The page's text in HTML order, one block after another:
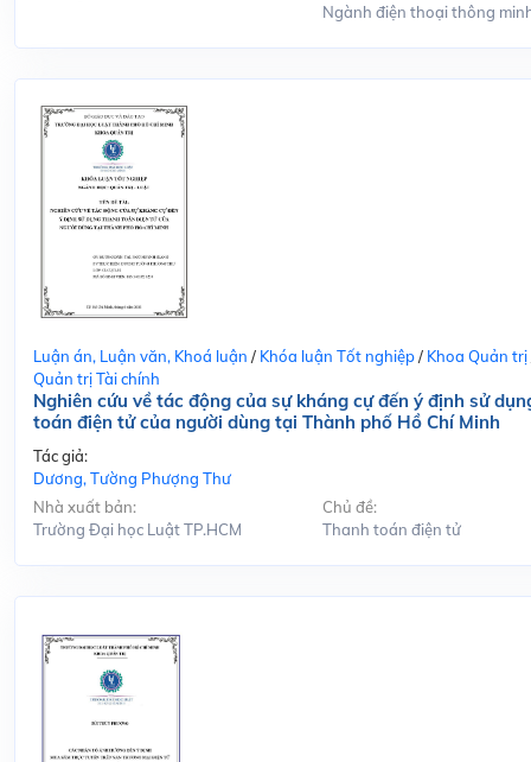
Ngành điện thoại thông
Luận án, Luận văn, Khoá luận / Khóa luận Tốt nghiệp/ Khoa Quản trị
Quản trị Tài chính
Nghiên cứu về tác động của sự kháng cự đến ý định sử
toán điện tử của người dùng tại Thành phố Hồ Chí Minh
Tác giả:
Dương, Tường Phượng Thư
Nhà xuất bản:
Trường Đại học Luật TP.HCM
Chủ đề:
Thanh toán điện tử